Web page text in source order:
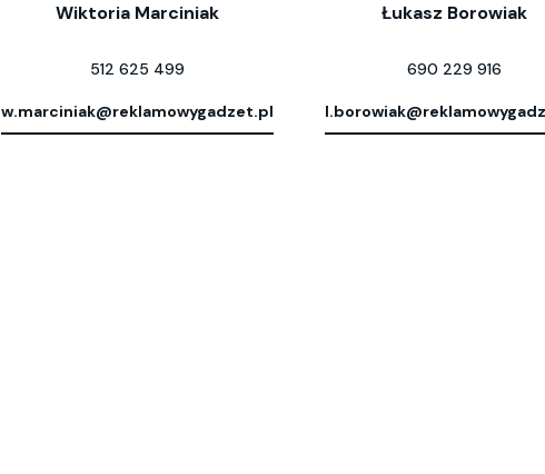
Wiktoria Marciniak
512 625 499
w.marciniak@reklamowygadzet.pl
Łukasz Borowiak
690 229 916